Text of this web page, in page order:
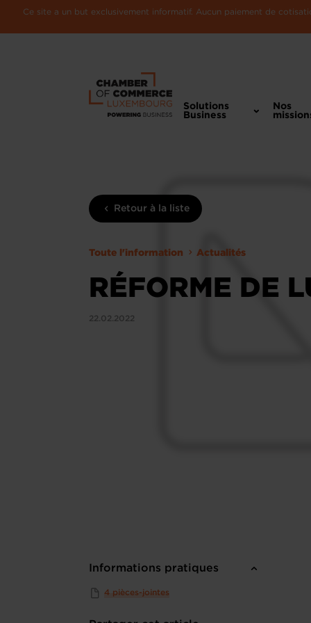
Ce site a un but exclusivement informatif. Aucun paiement de
Solutions
Business
Nos
Retour à la liste
Toute l'information Actualités
RÉFORME DE
22.02.2022
Informations pratiques
4 pièces-jointes